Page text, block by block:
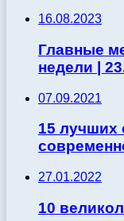
16.08.2023
Главные
недели |
07.09.2021
15 лучших
27.01.2022
10